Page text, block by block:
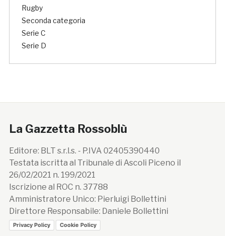
Rugby
Seconda categoria
Serie C
Serie D
La Gazzetta Rossoblù
Editore: BLT s.r.l.s. - P.IVA 02405390440
Testata iscritta al Tribunale di Ascoli Piceno il
26/02/2021 n. 199/2021
Iscrizione al ROC n. 37788
Amministratore Unico: Pierluigi Bollettini
Direttore Responsabile: Daniele Bollettini
Privacy Policy Cookie Policy